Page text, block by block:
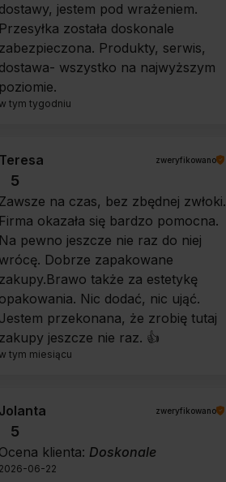
jestem pod wrażeniem.
została doskonale
Produkty, serwis,
wszystko na najwyższym
tym tygodniu
zweryfikowano
5
na czas, bez zbędnej zwłoki.
okazała się bardzo pomocna.
pewno jeszcze nie raz do niej
Dobrze zapakowane
także za estetykę
Nic dodać, nic ująć.
przekonana, że zrobię tutaj
jeszcze nie raz. 👍️
tym miesiącu
zweryfikowano
5
klienta: Doskonale
06-22